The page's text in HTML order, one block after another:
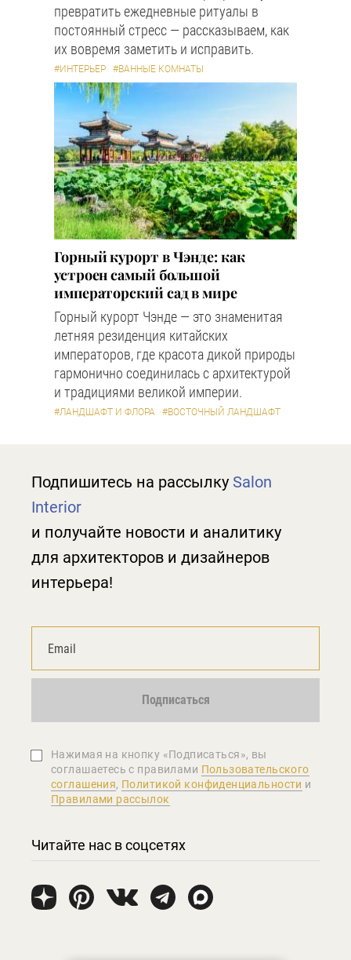
превратить ежедневные ритуалы в
постоянный стресс — рассказываем, как
их вовремя заметить и исправить.
#ИНТЕРЬЕР #ВАННЫЕ КОМНАТЫ
Горный курорт в Чэнде: как
устроен самый большой
императорский сад в мире
Горный курорт Чэнде — это знаменитая
летняя резиденция китайских
императоров, где красота дикой природы
гармонично соединилась с архитектурой
и традициями великой империи.
#ЛАНДШАФТ И ФЛОРА #ВОСТОЧНЫЙ ЛАНДШАФТ
Подпишитесь на рассылку Salon
Interior
и получайте новости и аналитику
для архитекторов и дизайнеров
интерьера!
Подписаться
Нажимая на кнопку «Подписаться», вы
соглашаетеcь с правилами Пользовательского
соглашения, Политикой конфиденциальности и
Правилами рассылок
Читайте нас в соцсетях